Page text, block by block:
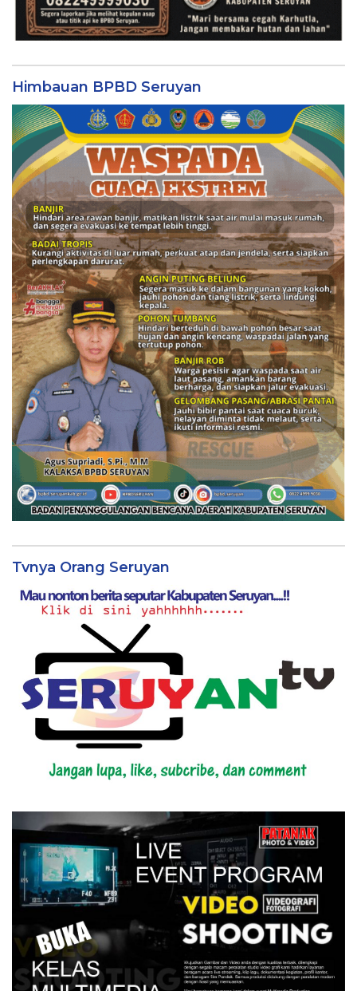
Himbauan BPBD Seruyan
Tvnya Orang Seruyan